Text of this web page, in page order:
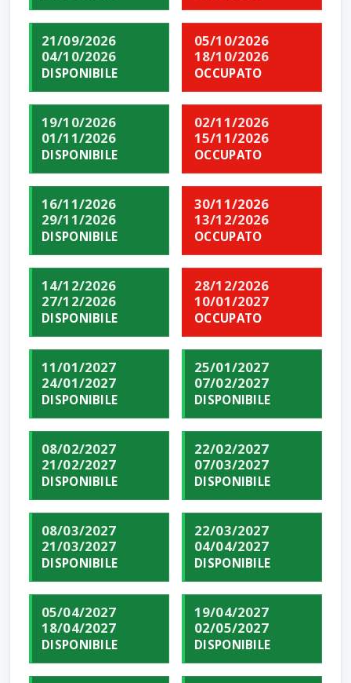
21/09/2026
04/10/2026
DISPONIBILE
05/10/2026
18/10/2026
OCCUPATO
19/10/2026
01/11/2026
DISPONIBILE
02/11/2026
15/11/2026
OCCUPATO
16/11/2026
29/11/2026
DISPONIBILE
30/11/2026
13/12/2026
OCCUPATO
14/12/2026
27/12/2026
DISPONIBILE
28/12/2026
10/01/2027
OCCUPATO
11/01/2027
24/01/2027
DISPONIBILE
25/01/2027
07/02/2027
DISPONIBILE
08/02/2027
21/02/2027
DISPONIBILE
22/02/2027
07/03/2027
DISPONIBILE
08/03/2027
21/03/2027
DISPONIBILE
22/03/2027
04/04/2027
DISPONIBILE
05/04/2027
18/04/2027
DISPONIBILE
19/04/2027
02/05/2027
DISPONIBILE